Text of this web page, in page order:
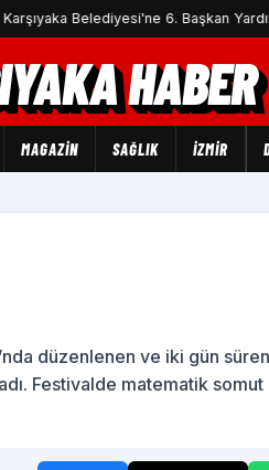
6. Başkan Yardımcısı...
HABER
MAGAZİN SAĞLIK İZMİR
düzenlenen ve iki gün
Festivalde matematik somut